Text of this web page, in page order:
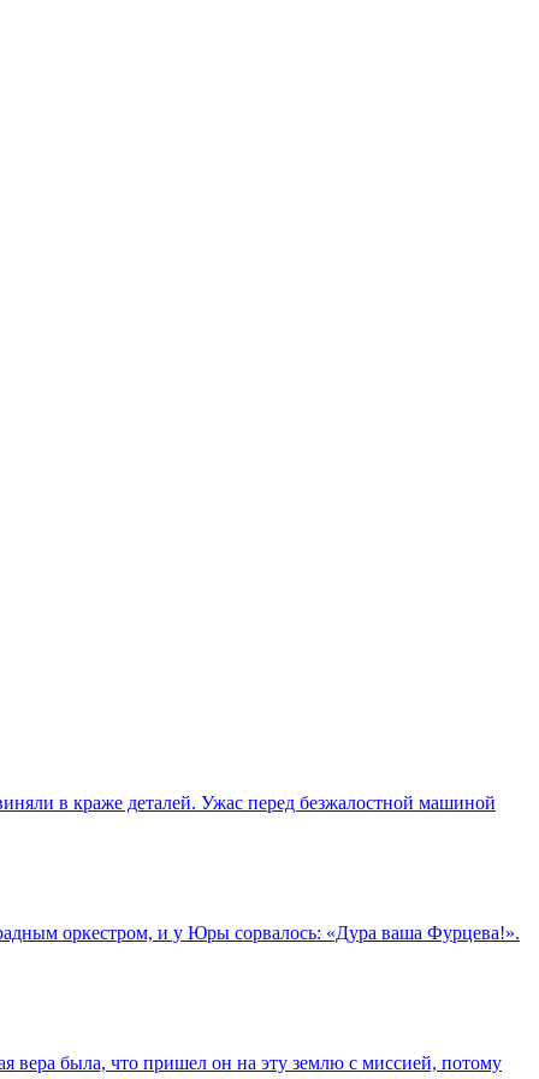
в краже деталей. Ужас перед безжалостной машиной
оркестром, и у Юры сорвалось: «Дура ваша Фурцева!».
была, что пришел он на эту землю с миссией, потому